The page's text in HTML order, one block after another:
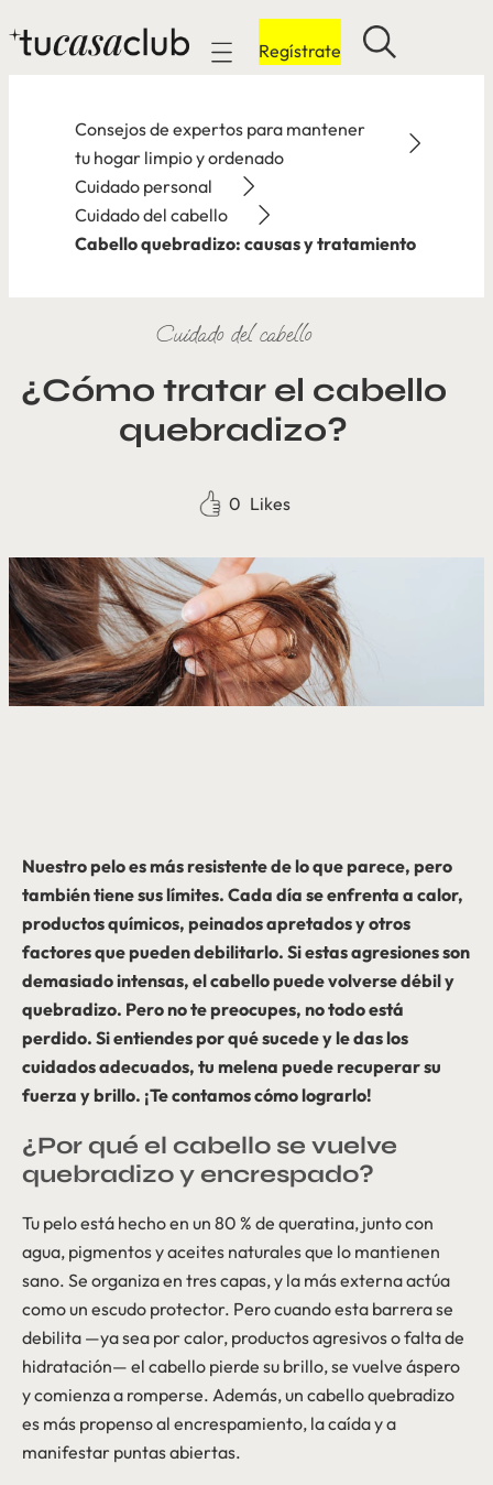
Mobile navigation
Regístrate
Consejos de expertos para mantener
tu hogar limpio y ordenado
Cuidado personal
Cuidado del cabello
Cabello quebradizo: causas y tratamiento
Cuidado del cabello
¿Cómo tratar el cabello
quebradizo?
0 Likes
Nuestro pelo es más resistente de lo que parece, pero
también tiene sus límites. Cada día se enfrenta a calor,
productos químicos, peinados apretados y otros
factores que pueden debilitarlo. Si estas agresiones son
demasiado intensas, el cabello puede volverse débil y
quebradizo. Pero no te preocupes, no todo está
perdido. Si entiendes por qué sucede y le das los
cuidados adecuados, tu melena puede recuperar su
fuerza y brillo. ¡Te contamos cómo lograrlo!
¿Por qué el cabello se vuelve
quebradizo y encrespado?
Tu pelo está hecho en un 80 % de queratina, junto con
agua, pigmentos y aceites naturales que lo mantienen
sano. Se organiza en tres capas, y la más externa actúa
como un escudo protector. Pero cuando esta barrera se
debilita —ya sea por calor, productos agresivos o falta de
hidratación— el cabello pierde su brillo, se vuelve áspero
y comienza a romperse. Además, un cabello quebradizo
es más propenso al encrespamiento, la caída y a
manifestar puntas abiertas.